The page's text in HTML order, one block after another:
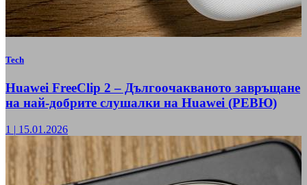
Tech
Huawei FreeClip 2 – Дългоочакваното завръщане
на най-добрите слушалки на Huawei (РЕВЮ)
1 | 15.01.2026